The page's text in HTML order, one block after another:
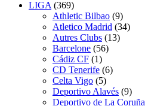
LIGA (369)
Athletic Bilbao (9)
Atletico Madrid (34)
Autres Clubs (13)
Barcelone (56)
Cádiz CF (1)
CD Tenerife (6)
Celta Vigo (5)
Deportivo Alavés (9)
Deportivo de La Coruña